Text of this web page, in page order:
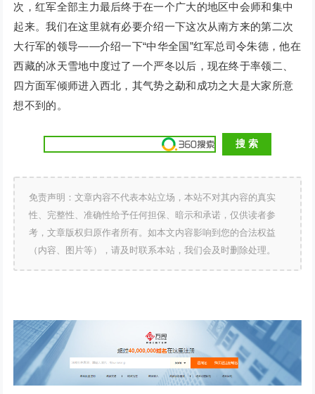
次，红军全部主力最后终于在一个广大的地区中会师和集中
起来。我们在这里就有必要介绍一下这次从南方来的第二次
大行军的领导——介绍一下“中华全国”红军总司令朱德，他在
西藏的冰天雪地中度过了一个严冬以后，现在终于率领二、
四方面军倾师进入西北，其气势之勐和成功之大是大家所意
想不到的。
免责声明：文章内容不代表本站立场，本站不对其内容的真实
性、完整性、准确性给予任何担保、暗示和承诺，仅供读者参
考，文章版权归原作者所有。如本文内容影响到您的合法权益
（内容、图片等），请及时联系本站，我们会及时删除处理。